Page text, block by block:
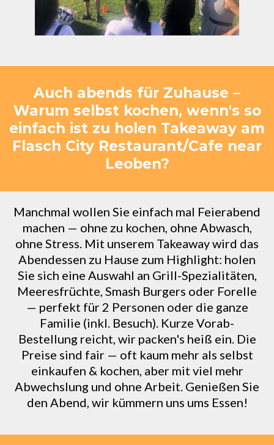
Auch abends für Zuhause –
Warum selbst kochen, wenn's so
einfach ist zu holen Takeaway am
Flasch City Restaurant/Cafe near
Leoben?
Manchmal wollen Sie einfach mal Feierabend
machen — ohne zu kochen, ohne Abwasch,
ohne Stress. Mit unserem Takeaway wird das
Abendessen zu Hause zum Highlight: holen
Sie sich eine Auswahl an Grill-Spezialitäten,
Meeresfrüchte, Smash Burgers oder Forelle
— perfekt für 2 Personen oder die ganze
Familie (inkl. Besuch). Kurze Vorab-
Bestellung reicht, wir packen's heiß ein. Die
Preise sind fair — oft kaum mehr als selbst
einkaufen & kochen, aber mit viel mehr
Abwechslung und ohne Arbeit. Genießen Sie
den Abend, wir kümmern uns ums Essen!